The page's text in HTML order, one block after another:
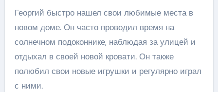
Георгий быстро нашел свои любимые места в
новом доме. Он часто проводил время на
солнечном подоконнике, наблюдая за улицей и
отдыхал в своей новой кровати. Он также
полюбил свои новые игрушки и регулярно играл
с ними.